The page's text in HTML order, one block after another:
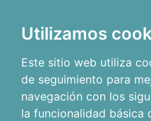
Utilizamos
Este sitio web utiliza
de seguimiento para
navegación con los
la funcionalidad básica